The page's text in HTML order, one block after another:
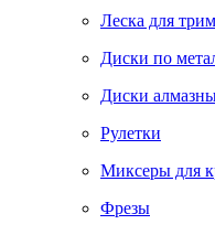
Леска для
Диски по
Диски
Рулетки
Миксеры для
Фрезы